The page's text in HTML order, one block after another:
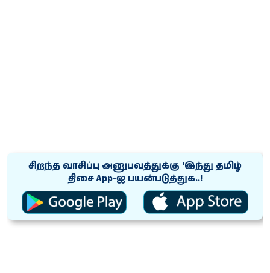
சிறந்த வாசிப்பு அனுபவத்துக்கு ‘இந்து தமிழ்
திசை App-ஐ பயன்படுத்துக..!